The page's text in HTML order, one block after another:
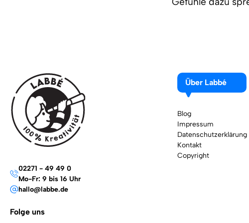
02271 - 49 49 0
Mo-Fr: 9 bis 16 Uhr
hallo@labbe.de
Folge uns
Über Labbé
Blog
Impressum
Datenschutzerklärung
Kontakt
Copyright